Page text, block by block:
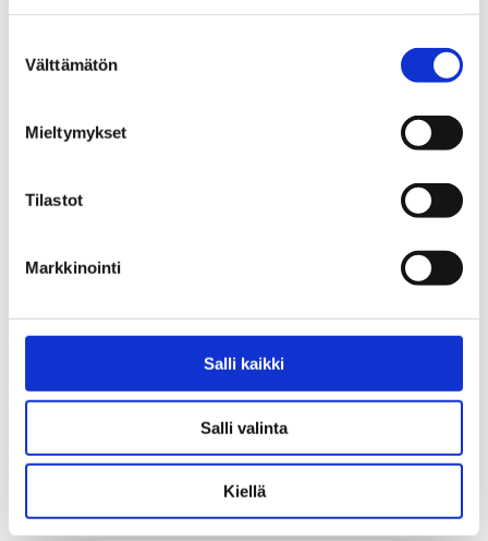
valinta
Välttämätön
Mieltymykset
Tilastot
Markkinointi
Salli kaikki
Salli valinta
Kiellä
Palvelemme ja autamme mielellämme löytämään ratkaisuja,
valokuituverkon toiminnasta. Ota rohkeasti yhteyttä!
Päätelaite kannattaa sijoittaa mahdollisimman keskeiselle
paikalle.